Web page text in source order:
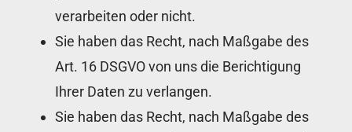
verarbeiten oder nicht.
Sie haben das Recht, nach Maßgabe des
Art. 16 DSGVO von uns die Berichtigung
Ihrer Daten zu verlangen.
Sie haben das Recht, nach Maßgabe des